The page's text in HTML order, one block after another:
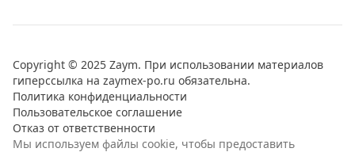
Copyright © 2025 Zaym. При использовании материалов
гиперссылка на zaymex-po.ru обязательна.
Политика конфиденциальности
Пользовательское соглашение
Отказ от ответственности
Мы используем файлы cookie, чтобы предоставить